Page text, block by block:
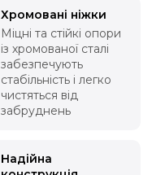
Хромовані ніжки
Міцні та стійкі опори
із хромованої сталі
забезпечують
стабільність і легко
чистяться від
забруднень
Надійна